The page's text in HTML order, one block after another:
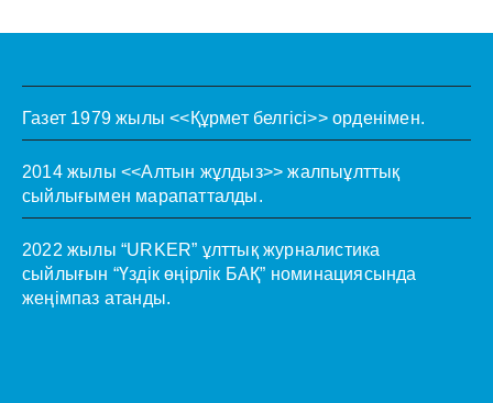
Газет 1979 жылы <<Құрмет белгісі>> орденімен.
2014 жылы <<Алтын жұлдыз>> жалпыұлттық
сыйлығымен марапатталды.
2022 жылы “URKER” ұлттық журналистика
сыйлығын “Үздік өңірлік БАҚ” номинациясында
жеңімпаз атанды.